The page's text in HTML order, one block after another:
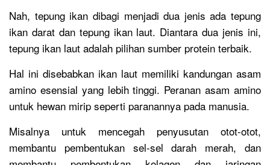
Nah, tepung ikan dibagi menjadi dua jenis ada tepung
ikan darat dan tepung ikan laut. Diantara dua jenis ini,
tepung ikan laut adalah pilihan sumber protein terbaik.
Hal ini disebabkan ikan laut memiliki kandungan asam
amino esensial yang lebih tinggi. Peranan asam amino
untuk hewan mirip seperti paranannya pada manusia.
Misalnya untuk mencegah penyusutan otot-otot,
membantu pembentukan sel-sel darah merah, dan